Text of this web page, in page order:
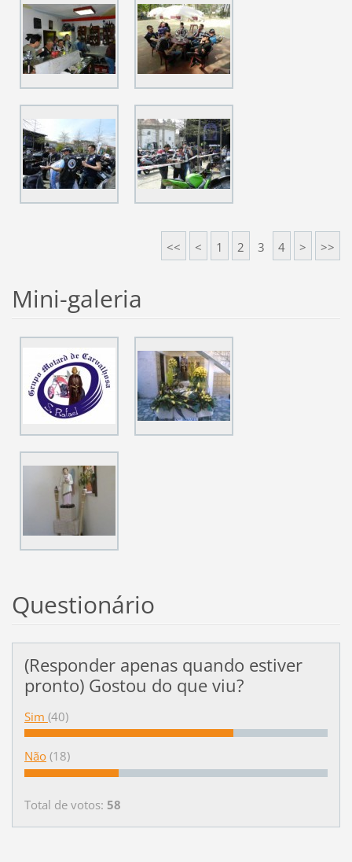
<< < 1 2 3 4 > >>
Mini-galeria
Questionário
(Responder apenas quando estiver
pronto) Gostou do que viu?
Sim (40)
Não (18)
Total de votos: 58